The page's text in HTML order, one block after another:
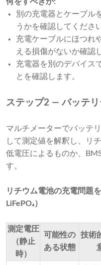
別の充電器とケーブル
うかを確認してくださ
充電ケーブルにほつれ
える損傷がないか確認
充電器を別のデバイス
とを確認します。
ステップ2 — バッテ
マルチメーターでバッテ
して測定値を解釈し、リ
低電圧によるものか、
す。
リチウム電池の充電問題
LiFePO₄）
測定電圧
（静止
時）
可能性の
ある状態
技術